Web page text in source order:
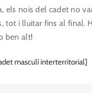
els nois del cadet no
tot i lluitar fins al final.
ben alt!
masculí interterritorial]